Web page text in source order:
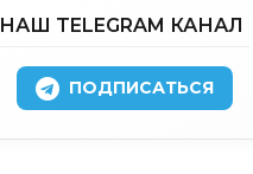
НАШ TELEGRAM КАНАЛ
ПОДПИСАТЬСЯ